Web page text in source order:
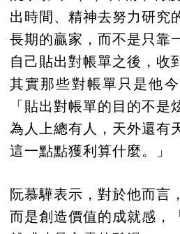
出時間、精神去努力研究
長期的贏家，而不是只靠
自己貼出對帳單之後，收
其實那些對帳單只是他
「貼出對帳單的目的不是
為人上總有人，天外還有
這一點點獲利算什麼。」
阮慕驊表示，對於他而言
而是創造價值的成就感，